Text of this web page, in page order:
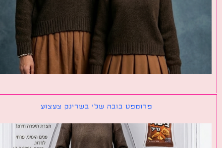
פרומפט בובה שלי בשרינק צעצוע